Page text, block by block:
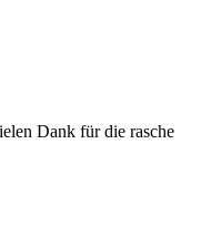
Dank für die rasche